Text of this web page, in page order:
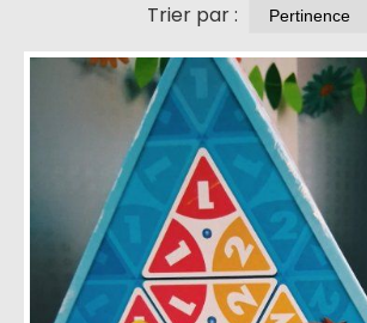
Trier par :